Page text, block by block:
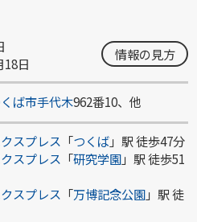
日
情報の見方
ば市手代木962番10、他
スプレス 「つくば」駅 徒歩47分
スプレス 「研究学園」駅 徒歩51
スプレス 「万博記念公園」駅 徒